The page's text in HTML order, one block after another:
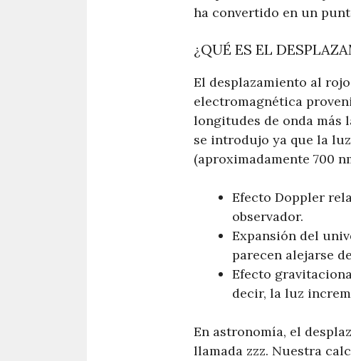
ha convertido en un
¿QUÉ ES EL
El desplazamiento al
electromagnética
longitudes de onda más
se introdujo ya que la
(aproximadamente 700
Efecto Doppler
observador.
Expansión del
parecen alejarse
Efecto
decir, la luz
En astronomía, el
llamada zzz. Nuestra